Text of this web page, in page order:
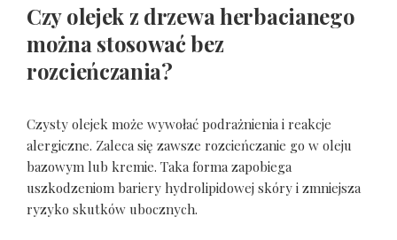
Czy olejek z drzewa herbacianego
można stosować bez
rozcieńczania?
Czysty olejek może wywołać podrażnienia i reakcje
alergiczne. Zaleca się zawsze rozcieńczanie go w oleju
bazowym lub kremie. Taka forma zapobiega
uszkodzeniom bariery hydrolipidowej skóry i zmniejsza
ryzyko skutków ubocznych.